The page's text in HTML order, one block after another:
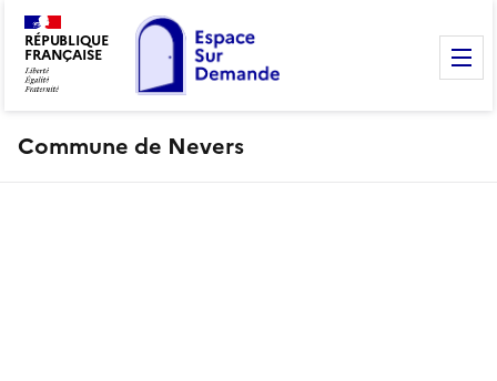
RÉPUBLIQUE
FRANÇAISE
Commune de Nevers